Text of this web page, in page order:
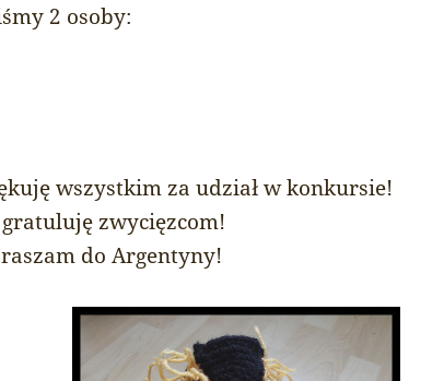
2 osoby:
wszystkim za udział w konkursie!
gratuluję zwycięzcom!
do Argentyny!